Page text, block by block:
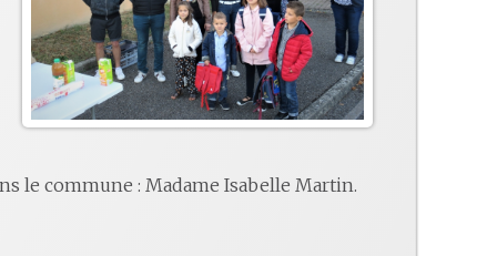
le commune : Madame Isabelle Martin.